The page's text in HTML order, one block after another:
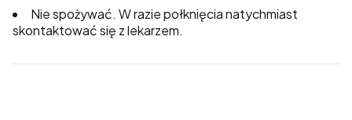
Nie spożywać. W razie połknięcia natychmiast
skontaktować się z lekarzem.